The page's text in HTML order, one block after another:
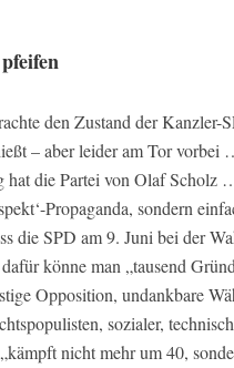
den Zustand der Kanzler-
– aber leider am Tor
hat die Partei von Olaf Scholz
Propaganda, sondern
die SPD am 9. Juni bei der
könne man „tausend
Opposition, undankbare
sozialer,
nicht mehr um 40,